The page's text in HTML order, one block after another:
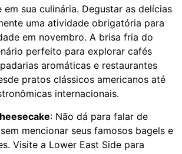
em sua culinária. Degustar as delícias
uma atividade obrigatória para
em novembro. A brisa fria do
perfeito para explorar cafés
aromáticas e restaurantes
pratos clássicos americanos até
internacionais.
: Não dá para falar de
mencionar seus famosos bagels e
Visite a Lower East Side para